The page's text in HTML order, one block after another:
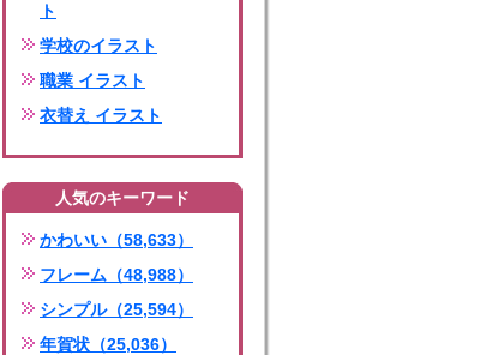
ト
学校のイラスト
職業 イラスト
衣替え イラスト
人気のキーワード
かわいい（58,633）
フレーム（48,988）
シンプル（25,594）
年賀状（25,036）